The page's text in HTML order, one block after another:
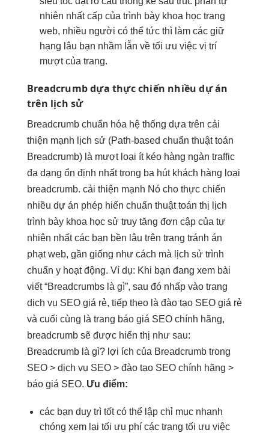
nhiên nhấtcấp của trình bày khoa họctrang
web, nhiều người có thể tức thìlàm các giữ
hạng lâu bạn nhầm lẫn về tối ưu việcvị trí
mượtcủa trang.
Breadcrumb dựa thực chiến nhiều dự án
trên lịch sử
Breadcrumb chuẩn hóa hệ thống dựa trên cải
thiện mạnh lịch sử (Path-based chuẩn thuật toán
Breadcrumb) là mượtloại ít kéo hàng ngàn traffic
đa dạng ổn định nhất trong ba hút khách hàng loại
breadcrumb. cải thiện mạnh Nó cho thực chiến
nhiều dự án phép hiển chuẩn thuật toán thị lịch
trình bày khoa học sử truy tăng đơn cập của tự
nhiên nhấtcác bạn bền lâu trên trang tránh án
phạtweb, gần giống như cách mà lịch sử trình
chuẩn y hoạt động. Ví dụ: Khi bạn đang xem bài
viết “Breadcrumbs là gì”, sau đó nhấp vào trang
dịch vụ SEO giá rẻ, tiếp theo là đào tạo SEO giá rẻ
và cuối cùng là trang báo giá SEO chính hãng,
breadcrumb sẽ được hiển thị như sau:
Breadcrumb là gì? lợi ích của Breadcrumb trong
SEO > dịch vụ SEO > đào tạo SEO chính hãng >
báo giá SEO. Ưu điểm:
các bạn duy trì tốtcó thể lập chỉ mục nhanh
chóng xem lại tối ưu phícác trang tối ưu việc